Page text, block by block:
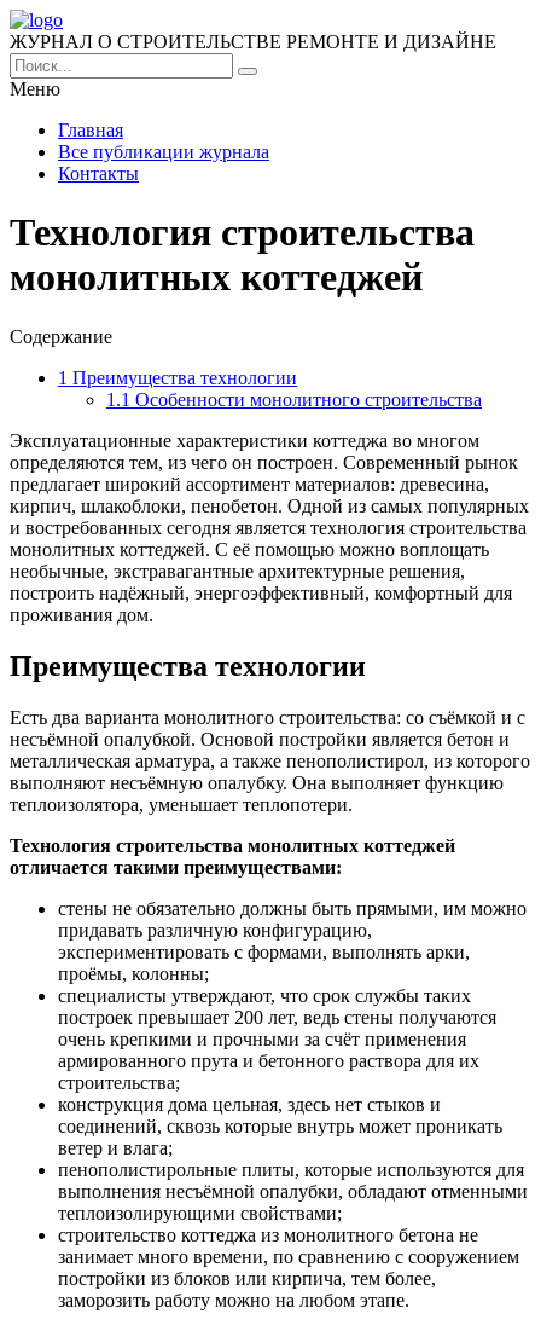
ЖУРНАЛ О СТРОИТЕЛЬСТВЕ РЕМОНТЕ И ДИЗАЙНЕ
Меню
Главная
Все публикации журнала
Контакты
Технология строительства
монолитных коттеджей
Содержание
1 Преимущества технологии
1.1 Особенности монолитного строительства
Эксплуатационные характеристики коттеджа во многом
определяются тем, из чего он построен. Современный рынок
предлагает широкий ассортимент материалов: древесина,
кирпич, шлакоблоки, пенобетон. Одной из самых популярных
и востребованных сегодня является технология строительства
монолитных коттеджей. С её помощью можно воплощать
необычные, экстравагантные архитектурные решения,
построить надёжный, энергоэффективный, комфортный для
проживания дом.
Преимущества технологии
Есть два варианта монолитного строительства: со съёмкой и с
несъёмной опалубкой. Основой постройки является бетон и
металлическая арматура, а также пенополистирол, из которого
выполняют несъёмную опалубку. Она выполняет функцию
теплоизолятора, уменьшает теплопотери.
Технология строительства монолитных коттеджей
отличается такими преимуществами:
стены не обязательно должны быть прямыми, им можно
придавать различную конфигурацию,
экспериментировать с формами, выполнять арки,
проёмы, колонны;
специалисты утверждают, что срок службы таких
построек превышает 200 лет, ведь стены получаются
очень крепкими и прочными за счёт применения
армированного прута и бетонного раствора для их
строительства;
конструкция дома цельная, здесь нет стыков и
соединений, сквозь которые внутрь может проникать
ветер и влага;
пенополистирольные плиты, которые используются для
выполнения несъёмной опалубки, обладают отменными
теплоизолирующими свойствами;
строительство коттеджа из монолитного бетона не
занимает много времени, по сравнению с сооружением
постройки из блоков или кирпича, тем более,
заморозить работу можно на любом этапе.